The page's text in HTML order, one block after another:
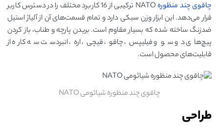
چاقوی چند منظوره
NATO ترکیبی از 16 کاربرد مختلف را در دسترس کاربر
قرار می‌دهد. این ابزار وزن سبکی دارد و تمام قسمت‌های آن از آلیاژ استیل
ضدزنگ ساخته شده که بسیار مقاوم است. بریدن پارچه و طناب، باز کردن
پیچ‌های دو سو و فیلیپس، چاقو، قیچی، اره، انبردست سه کاره از
قابلیت‌های محصول است.
چاقوی چند منظوره شیائومی NATO
طراحی